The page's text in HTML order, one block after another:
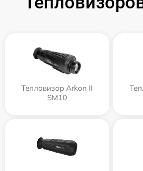
Тепловизор Arkon II
SM10